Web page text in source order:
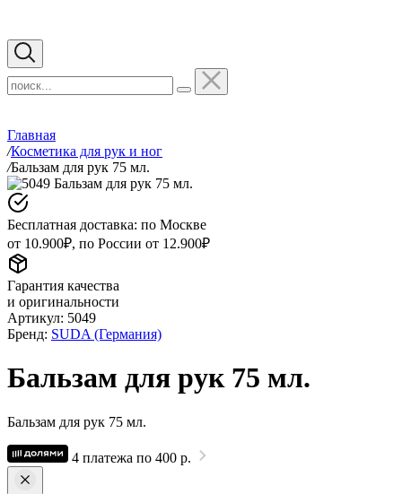
Главная
/Косметика для рук и ног
/Бальзам для рук 75 мл.
Бесплатная доставка: по Москве
от 10.900₽, по России от 12.900₽
Гарантия качества
и оригинальности
Артикул: 5049
Бренд: SUDA (Германия)
Бальзам для рук 75 мл.
Бальзам для рук 75 мл.
4 платежа по 400 р.